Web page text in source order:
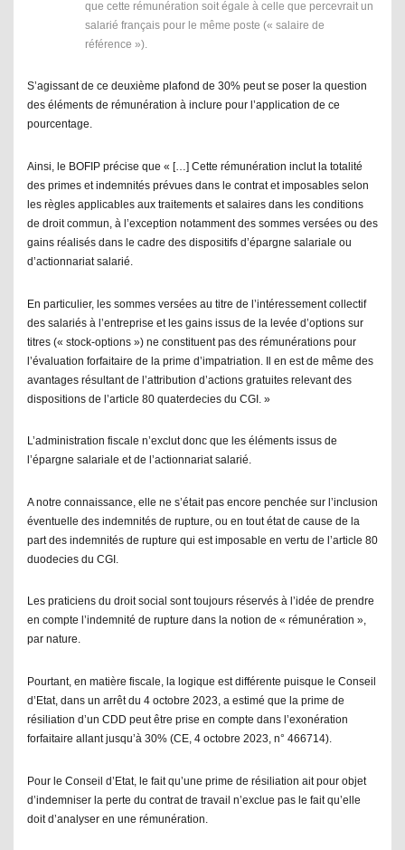
que cette rémunération soit égale à celle que percevrait un
salarié français pour le même poste (« salaire de
référence »).
S’agissant de ce deuxième plafond de 30% peut se poser la question
des éléments de rémunération à inclure pour l’application de ce
pourcentage.
Ainsi, le BOFIP précise que « […] Cette rémunération inclut la totalité
des primes et indemnités prévues dans le contrat et imposables selon
les règles applicables aux traitements et salaires dans les conditions
de droit commun, à l’exception notamment des sommes versées ou des
gains réalisés dans le cadre des dispositifs d’épargne salariale ou
d’actionnariat salarié.
En particulier, les sommes versées au titre de l’intéressement collectif
des salariés à l’entreprise et les gains issus de la levée d’options sur
titres (« stock-options ») ne constituent pas des rémunérations pour
l’évaluation forfaitaire de la prime d’impatriation. Il en est de même des
avantages résultant de l’attribution d’actions gratuites relevant des
dispositions de l’article 80 quaterdecies du CGI. »
L’administration fiscale n’exclut donc que les éléments issus de
l’épargne salariale et de l’actionnariat salarié.
A notre connaissance, elle ne s’était pas encore penchée sur l’inclusion
éventuelle des indemnités de rupture, ou en tout état de cause de la
part des indemnités de rupture qui est imposable en vertu de l’article 80
duodecies du CGI.
Les praticiens du droit social sont toujours réservés à l’idée de prendre
en compte l’indemnité de rupture dans la notion de « rémunération »,
par nature.
Pourtant, en matière fiscale, la logique est différente puisque le Conseil
d’Etat, dans un arrêt du 4 octobre 2023, a estimé que la prime de
résiliation d’un CDD peut être prise en compte dans l’exonération
forfaitaire allant jusqu’à 30% (CE, 4 octobre 2023, n° 466714).
Pour le Conseil d’Etat, le fait qu’une prime de résiliation ait pour objet
d’indemniser la perte du contrat de travail n’exclue pas le fait qu’elle
doit d’analyser en une rémunération.